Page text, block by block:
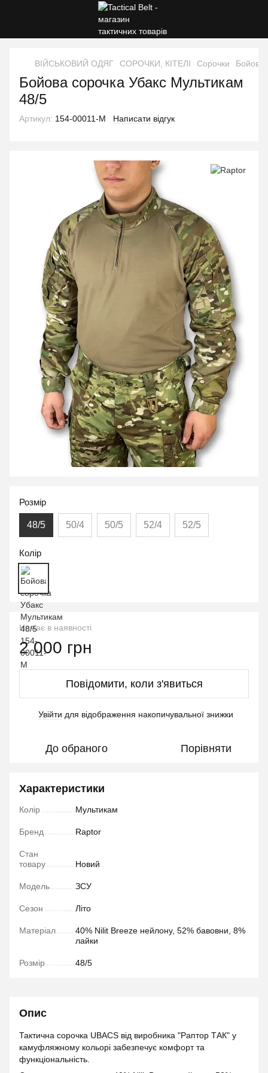
ВІЙСЬКОВИЙ ОДЯГ СОРОЧКИ, КІТЕЛІ Сорочки Бойова
Бойова сорочка Убакс Мультикам
48/5
Артикул: 154-00011-M Написати відгук
Розмір
48/5 50/4 50/5 52/4 52/5
Колір
Немає в наявності
2 000 грн
Повідомити, коли з'явиться
Увійти для відображення накопичувальної знижки
До обраного Порівняти
Характеристики
Колір Мультикам
Бренд Raptor
Стан
товару
Новий
Модель ЗСУ
Сезон Літо
Матеріал
40% Nilit Breeze нейлону, 52% бавовни, 8%
лайки
Розмір 48/5
Опис
Тактична сорочка UBACS від виробника "Раптор ТАК" у
камуфляжному кольорі забезпечує комфорт та
функціональність.